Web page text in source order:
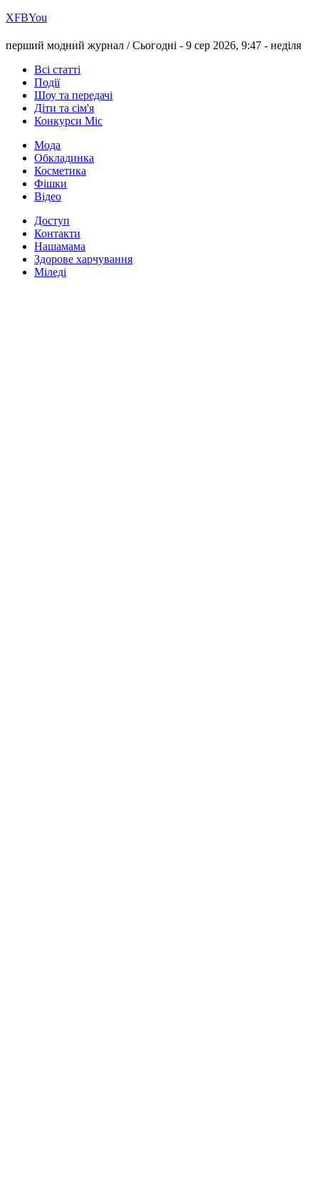
ХFBYou
перший модний журнал /Сьогодні - 9 сер 2026, 9:47 - неділя
Всі статті
Події
Шоу та передачі
Діти та сім'я
Конкурси Міс
Мода
Обкладинка
Косметика
Фішки
Відео
Доступ
Контакти
Нашамама
Здорове харчування
Міледі